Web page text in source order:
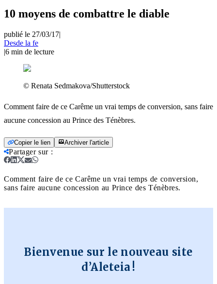
10 moyens de combattre le diable
publié le 27/03/17|
Desde la fe
|6 min de lecture
© Renata Sedmakova/Shutterstock
Comment faire de ce Carême un vrai temps de conversion, sans faire
aucune concession au Prince des Ténèbres.
Copier le lien Archiver l'article
Partager sur:
Comment faire de ce Carême un vrai temps de conversion,
sans faire aucune concession au Prince des Ténèbres.
Bienvenue sur le nouveau site
d’Aleteia !